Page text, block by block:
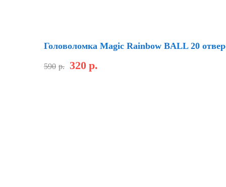
Головоломка Magic Rainbow BALL 20
590 р. 320 р.